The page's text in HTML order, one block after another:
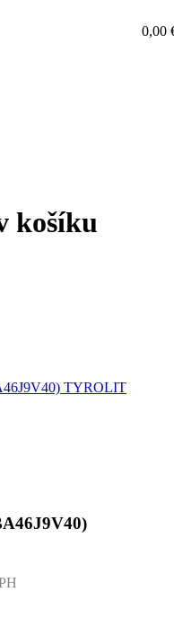
0,00
košíku
TYROLIT